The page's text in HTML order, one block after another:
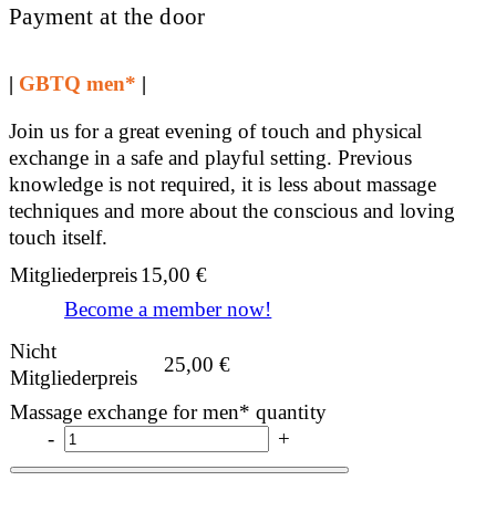
Payment at the door
| GBTQ men* |
Join us for a great evening of touch and physical
exchange in a safe and playful setting. Previous
knowledge is not required, it is less about massage
techniques and more about the conscious and loving
touch itself.
Mitgliederpreis15,00€
Become a member now!
Nicht
Mitgliederpreis
25,00€
Massage exchange for men* quantity
-
+